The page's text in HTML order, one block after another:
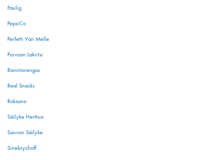
Paulig
PepsiCo
Perfetti Van Melle
Porvoon Lakritsi
Ravintorengas
Real Snacks
Roksana
Säilyke Herttua
Sauvon Säilyke
Sinebrychoff